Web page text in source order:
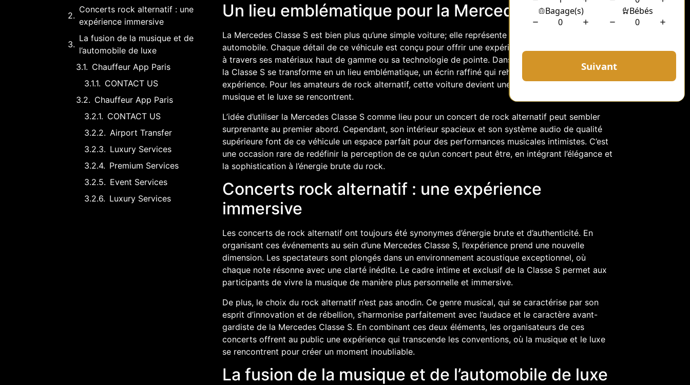
Concerts rock alternatif : une
expérience immersive
La fusion de la musique et de
l’automobile de luxe
Chauffeur App Paris
CONTACT US
Chauffeur App Paris
CONTACT US
Airport Transfer
Luxury Services
Premium Services
Event Services
Luxury Services
Un lieu emblématique pour la Mercedes Classe S
La Mercedes Classe S est bien plus qu’une simple voiture; elle représente l’apogée du luxe
automobile. Chaque détail de ce véhicule est conçu pour offrir une expérience inégalée, que ce soit
à travers ses matériaux haut de gamme ou sa technologie de pointe. Dans le cadre d’un événement,
la Classe S se transforme en un lieu emblématique, un écrin raffiné qui rehausse n’importe quelle
expérience. Pour les amateurs de rock alternatif, cette voiture devient une scène originale où la
musique et le luxe se rencontrent.
L’idée d’utiliser la Mercedes Classe S comme lieu pour un concert de rock alternatif peut sembler
surprenante au premier abord. Cependant, son intérieur spacieux et son système audio de qualité
supérieure font de ce véhicule un espace parfait pour des performances musicales intimistes. C’est
une occasion rare de redéfinir la perception de ce qu’un concert peut être, en intégrant l’élégance et
la sophistication à l’énergie brute du rock.
Concerts rock alternatif : une expérience
immersive
Les concerts de rock alternatif ont toujours été synonymes d’énergie brute et d’authenticité. En
organisant ces événements au sein d’une Mercedes Classe S, l’expérience prend une nouvelle
dimension. Les spectateurs sont plongés dans un environnement acoustique exceptionnel, où
chaque note résonne avec une clarté inédite. Le cadre intime et exclusif de la Classe S permet aux
participants de vivre la musique de manière plus personnelle et immersive.
De plus, le choix du rock alternatif n’est pas anodin. Ce genre musical, qui se caractérise par son
esprit d’innovation et de rébellion, s’harmonise parfaitement avec l’audace et le caractère avant-
gardiste de la Mercedes Classe S. En combinant ces deux éléments, les organisateurs de ces
concerts offrent au public une expérience qui transcende les conventions, où la musique et le luxe
se rencontrent pour créer un moment inoubliable.
La fusion de la musique et de l’automobile de luxe